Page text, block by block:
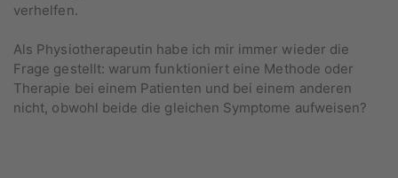
verhelfen.
Als Physiotherapeutin habe ich mir immer wieder die
Frage gestellt: warum funktioniert eine Methode oder
Therapie bei einem Patienten und bei einem anderen
nicht, obwohl beide die gleichen Symptome aufweisen?